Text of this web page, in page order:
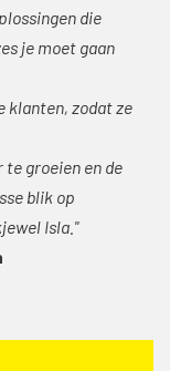
die
je moet gaan
klanten, zodat ze
te groeien en de
blik op
Isla."